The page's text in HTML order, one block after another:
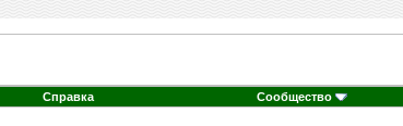
Справка Сообщество